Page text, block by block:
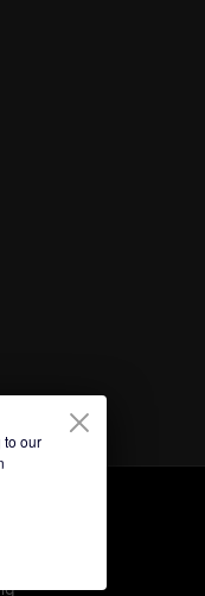
to our